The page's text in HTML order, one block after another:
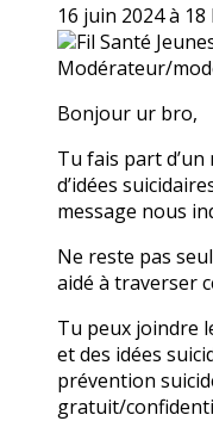
16 juin 2024 à 18
Fil Santé
Modérateur/
Bonjour ur bro,
Tu fais part
d’idées
message nous
Ne reste pas
aidé à traverser
Tu peux joindre
et des idées
prévention
gratuit/